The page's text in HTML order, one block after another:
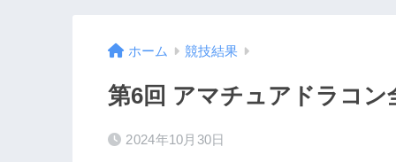
ホーム 競技結果
第6回 アマチュアドラコン
2024年10月30日